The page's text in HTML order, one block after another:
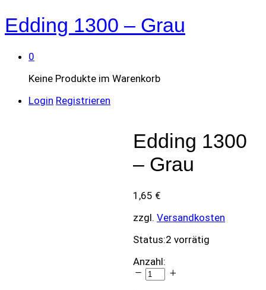
Edding 1300 – Grau
0
Keine Produkte im Warenkorb
Login Registrieren
Edding 1300
– Grau
1,65 €
zzgl. Versandkosten
Status:2 vorrätig
Edding
1300
Anzahl: